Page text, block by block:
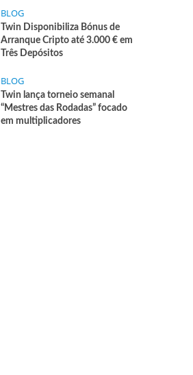
BLOG
Twin Disponibiliza Bónus de
Arranque Cripto até 3.000 € em
Três Depósitos
BLOG
Twin lança torneio semanal
“Mestres das Rodadas” focado
em multiplicadores